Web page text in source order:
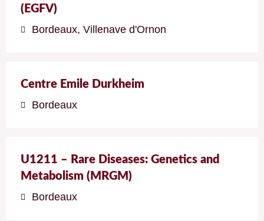
(EGFV)
Bordeaux, Villenave d'Ornon
Centre Emile Durkheim
Bordeaux
U1211 – Rare Diseases: Genetics and
Metabolism (MRGM)
Bordeaux